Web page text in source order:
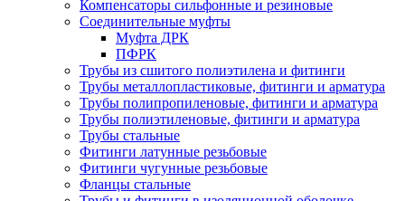
Компенсаторы сильфонные и резиновые
Соединительные муфты
Муфта ДРК
ПФРК
Трубы из сшитого полиэтилена и фитинги
Трубы металлопластиковые, фитинги и арматура
Трубы полипропиленовые, фитинги и арматура
Трубы полиэтиленовые, фитинги и арматура
Трубы стальные
Фитинги латунные резьбовые
Фитинги чугунные резьбовые
Фланцы стальные